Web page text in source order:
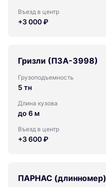
Въезд в центр
+3 000 ₽
Гризли (ПЗА-3998)
Грузоподъемность
5 тн
Длина кузова
до 6 м
Въезд в центр
+3 600 ₽
ПАРНАС (длинномер)